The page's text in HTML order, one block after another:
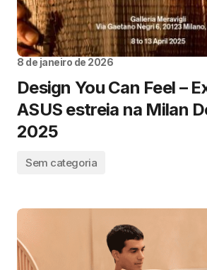
8 de janeiro de 2026
Design You Can Feel –
ASUS estreia na Milan
2025
Sem categoria